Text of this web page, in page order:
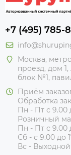
+7 (495) 785-
Москва,
проезд, дом
блок №1,
Приём
Обработка
Пн - Пт с 9.00
Розничный
Пн - Пт с 9.00
Сб - с 9.00 до
Вс - Выходной